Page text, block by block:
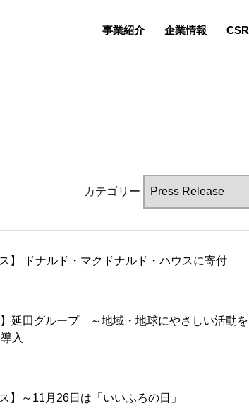
事業紹介 企業情報 CSR
カテゴリー
】 ドナルド・マクドナルド・ハウスに寄付
】延田グループ ～地域・地球にやさしい活動
入
】～11月26日は「いいふろの日」